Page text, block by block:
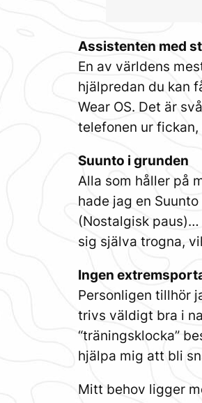
Assistenten med
En av världens
hjälpredan du kan
Wear OS. Det är
telefonen ur
Suunto i grunden
Alla som håller på
hade jag en
(Nostalgisk
sig själva trogna,
Ingen
Personligen tillhör
trivs väldigt bra i
“träningsklocka”
hjälpa mig att bli
Mitt behov ligger